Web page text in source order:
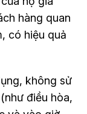
hàng quan
có hiệu quả
không sử
điều hòa,